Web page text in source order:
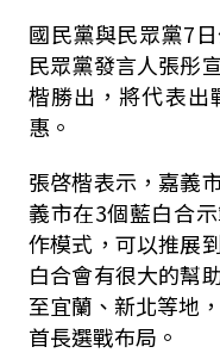
國民黨與民眾黨7
民眾黨發言人張彤
楷勝出，將代表出
惠。
張啓楷表示，嘉義
義市在3個藍白合
作模式，可以推展
白合會有很大的幫
至宜蘭、新北等地
首長選戰布局。